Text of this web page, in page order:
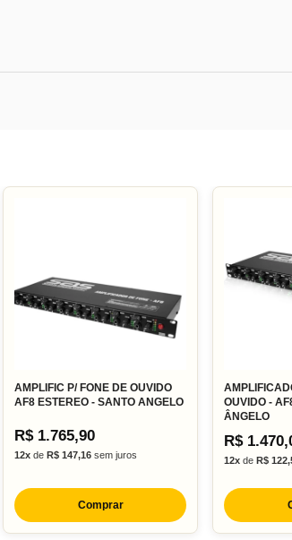
AMPLIFIC P/ FONE DE OUVIDO
AF8 ESTEREO - SANTO ANGELO
R$ 1.765,90
12x de R$ 147,16 sem juros
Comprar
OUVIDO -
ÂNGELO
R$
12x de R$